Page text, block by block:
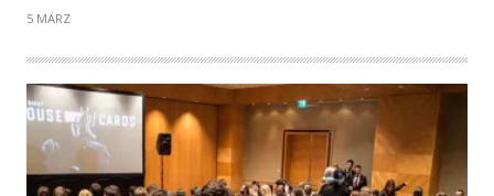
5 MÄRZ